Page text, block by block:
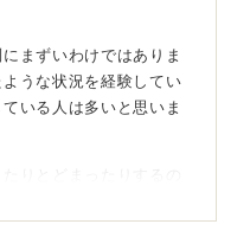
まずいわけではありま
うな状況を経験してい
いる人は多いと思いま
りとどまったりするの
していくことは大切で